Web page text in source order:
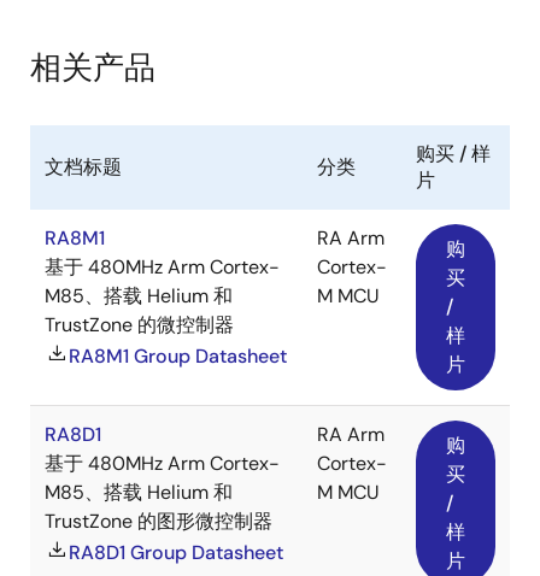
相关产品
文档标题 分类
购买 / 样
片
RA8M1
基于 480MHz Arm Cortex-
M85、搭载 Helium 和
TrustZone 的微控制器
RA8M1 Group Datasheet
RA Arm
Cortex-
M MCU
购
买
/
样
片
RA8D1
基于 480MHz Arm Cortex-
M85、搭载 Helium 和
TrustZone 的图形微控制器
RA8D1 Group Datasheet
RA Arm
Cortex-
M MCU
购
买
/
样
片